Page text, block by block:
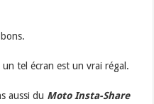
tel écran est un vrai régal.
aussi du Moto Insta-Share